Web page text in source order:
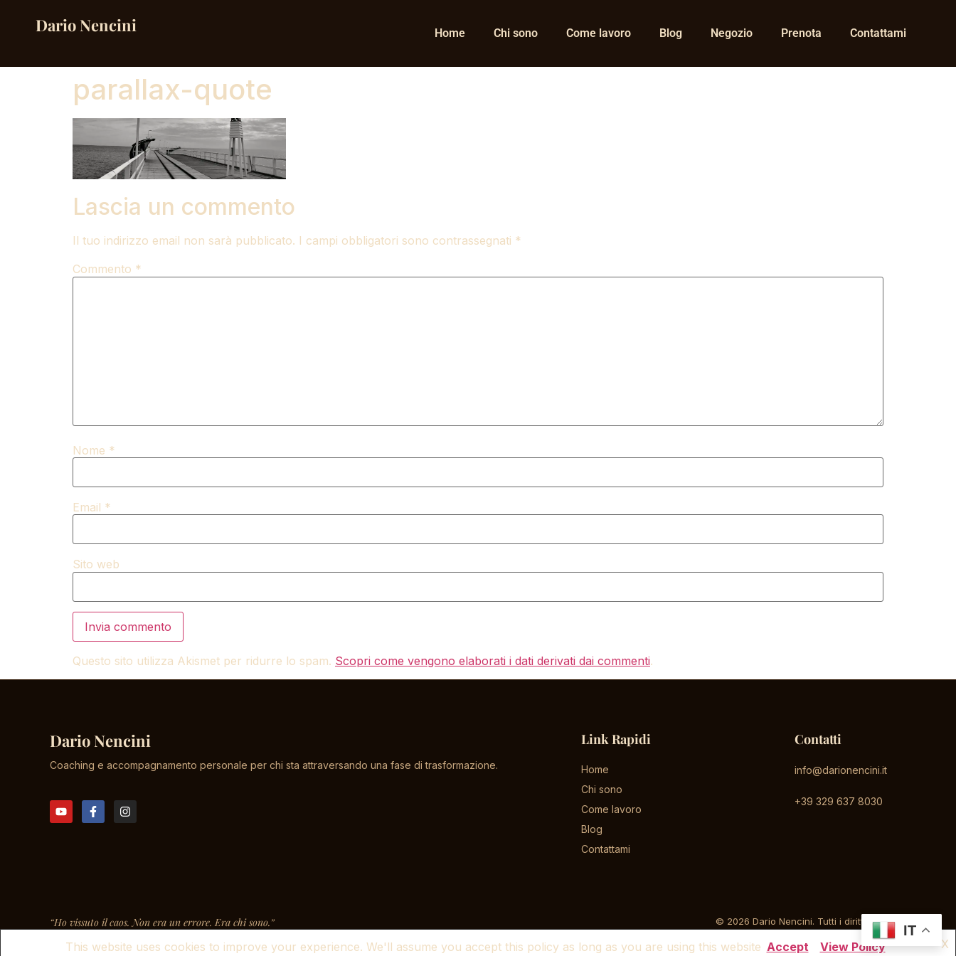
Dario Nencini Home Chi sono Come lavoro Blog Negozio Prenota Contattami
parallax-quote
Lascia un commento
Il tuo indirizzo email non sarà pubblicato. I campi obbligatori sono contrassegnati *
Commento *
Nome *
Email *
Sito web
Questo sito utilizza Akismet per ridurre lo spam. Scopri come vengono elaborati i dati derivati dai commenti.
Dario Nencini
Coaching e accompagnamento personale per chi sta attraversando una fase di trasformazione.
Link Rapidi
Home
Chi sono
Come lavoro
Blog
Contattami
Contatti
info@darionencini.it
+39 329 637 8030
“Ho vissuto il caos. Non era un errore. Era chi sono.” © 2026 Dario Nencini. Tutti i diritti riservati.
IT
This website uses cookies to improve your experience. We'll assume you accept this policy as long as you are using this website X
Accept View Policy